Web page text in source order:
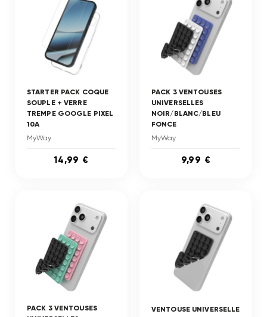
STARTER PACK COQUE
SOUPLE + VERRE
TREMPE GOOGLE PIXEL
10A
MyWay
14,99 €
PACK 3 VENTOUSES
UNIVERSELLES
NOIR/BLANC/BLEU
FONCE
MyWay
9,99 €
PACK 3 VENTOUSES
VENTOUSE UNIVERSELLE